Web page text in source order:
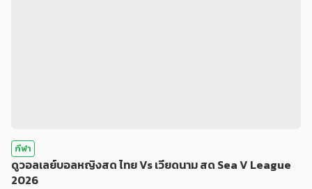
กีฬา
ดูวอลเลย์บอลหญิงสด ไทย Vs เวียดนาม สด Sea V League
2026